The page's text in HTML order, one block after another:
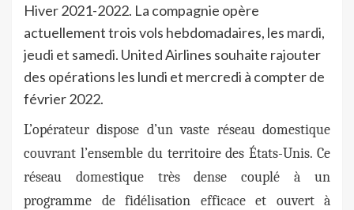
Hiver 2021-2022. La compagnie opère
actuellement trois vols hebdomadaires, les mardi,
jeudi et samedi. United Airlines souhaite rajouter
des opérations les lundi et mercredi à compter de
février 2022.
L’opérateur dispose d’un vaste réseau domestique
couvrant l’ensemble du territoire des États-Unis. Ce
réseau domestique très dense couplé à un
programme de fidélisation efficace et ouvert à